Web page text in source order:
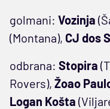
golmani: Vozinja
(Montana), CJ dos
odbrana: Stopira
Rovers), Žoao
Logan Košta